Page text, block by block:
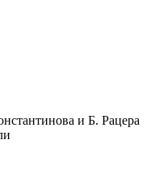
и Б. Рацера